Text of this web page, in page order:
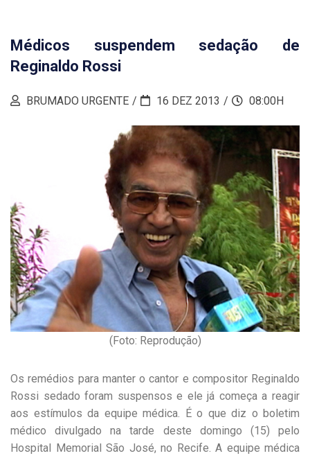
Médicos suspendem sedação de
Reginaldo Rossi
BRUMADO URGENTE 16 DEZ 2013 08:00H
(Foto: Reprodução)
Os remédios para manter o cantor e compositor Reginaldo
Rossi sedado foram suspensos e ele já começa a reagir
aos estímulos da equipe médica. É o que diz o boletim
médico divulgado na tarde deste domingo (15) pelo
Hospital Memorial São José, no Recife. A equipe médica